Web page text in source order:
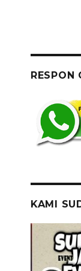
RESPON
KAMI